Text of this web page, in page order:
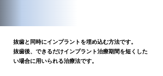
抜歯と同時にインプラントを埋め込む方法です。
抜歯後、できるだけインプラント治療期間を短くした
い場合に用いられる治療法です。